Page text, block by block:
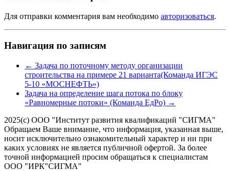
Для отправки комментария вам необходимо авторизоваться.
Навигация по записям
← Задача по поточному методу организации
строительства на примере 21 варианта(Команда ИГЭС
5-10 «МОСНЕФТЬ»)
Задача на определение шага потока по блоку
«Равномерные потоки» (Команда ЕдРо) →
2025(с) ООО "Институт развития квалификаций "СИГМА"
Обращаем Ваше внимание, что информация, указанная выше,
носит исключительно ознакомительный характер и ни при
каких условиях не является публичной офертой. За более
точной информацией просим обращаться к специалистам
ООО "ИРК"СИГМА"